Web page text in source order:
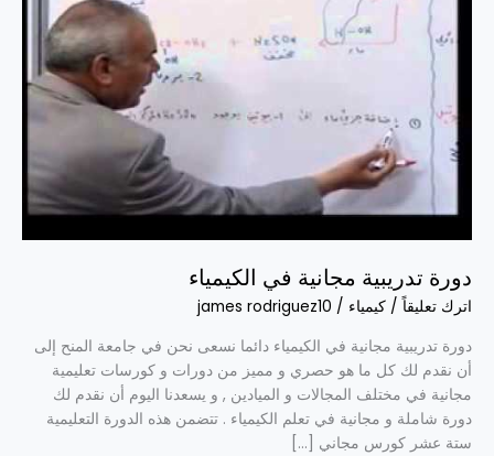
دورة تدريبية مجانية في الكيمياء
اترك تعليقاً / كيمياء /
james rodriguez10
دورة تدريبية مجانية في الكيمياء دائما نسعى نحن في جامعة المنح إلى
أن نقدم لك كل ما هو حصري و مميز من دورات و كورسات تعليمية
مجانية في مختلف المجالات و الميادين , و يسعدنا اليوم أن نقدم لك
دورة شاملة و مجانية في تعلم الكيمياء . تتضمن هذه الدورة التعليمية
ستة عشر كورس مجاني […]
الكيمياء